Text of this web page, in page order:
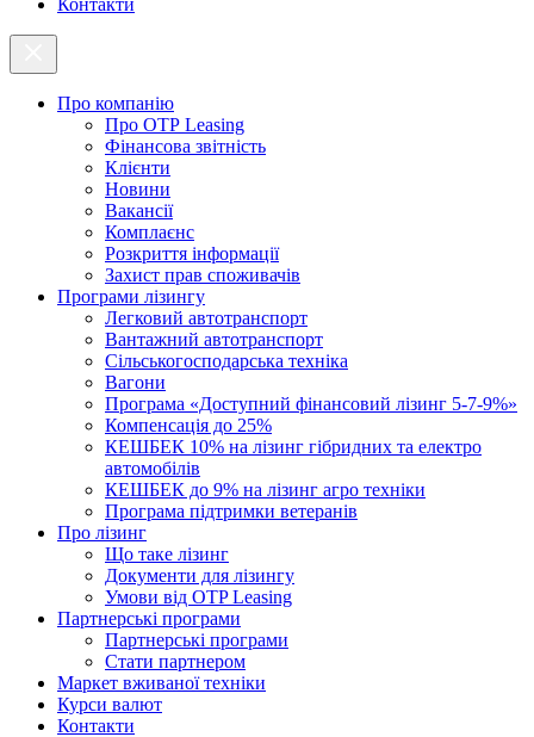
Контакти
Про компанію
Про ОТР Leasing
Фінансова звітність
Клієнти
Новини
Вакансії
Комплаєнс
Розкриття інформації
Захист прав споживачів
Програми лізингу
Легковий автотранспорт
Вантажний автотранспорт
Cільськогосподарська техніка
Вагони
Програма «Доступний фінансовий лізинг 5-7-9%»
Компенсація до 25%
КЕШБЕК 10% на лізинг гібридних та електро
автомобілів
КЕШБЕК до 9% на лізинг агро техніки
Програма підтримки ветеранів
Про лізинг
Що таке лізинг
Документи для лізингу
Умови від OTP Leasing
Партнерські програми
Партнерські програми
Стати партнером
Маркет вживаної техніки
Курси валют
Контакти